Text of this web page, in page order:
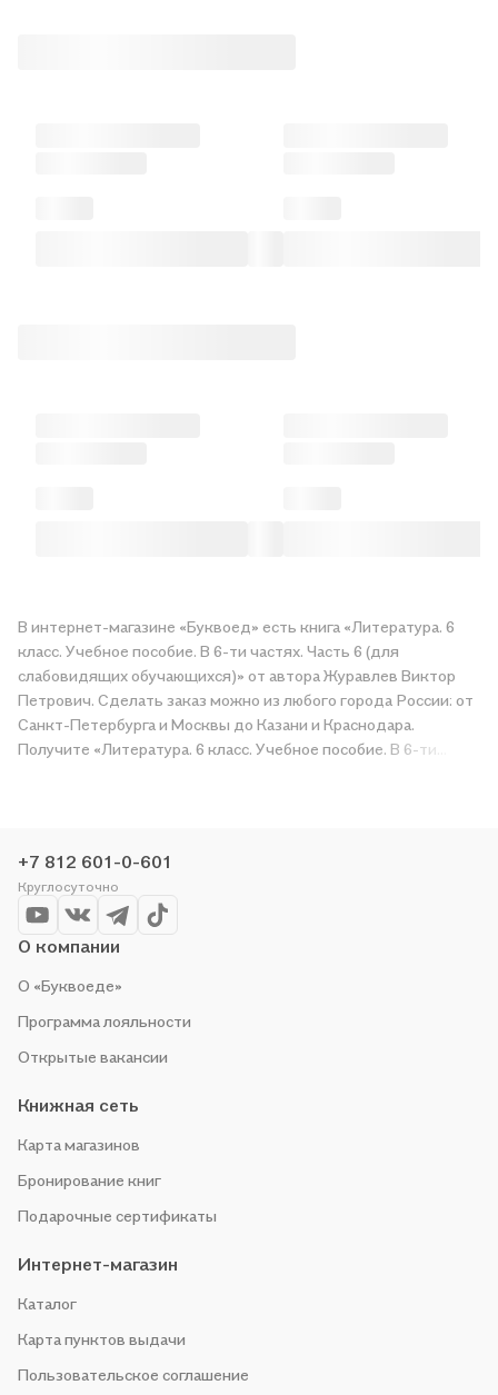
В интернет-магазине «Буквоед» есть книга «Литература. 6
класс. Учебное пособие. В 6-ти частях. Часть 6 (для
слабовидящих обучающихся)» от автора Журавлев Виктор
Петрович. Сделать заказ можно из любого города России: от
Санкт-Петербурга и Москвы до Казани и Краснодара.
Получите «Литература. 6 класс. Учебное пособие. В 6-ти
проводим акции. Оставайтесь с нами, чтобы не упустить
выгоду!
+7 812 601-0-601
Круглосуточно
О компании
О «Буквоеде»
Программа лояльности
Открытые вакансии
Книжная сеть
Карта магазинов
Бронирование книг
Подарочные сертификаты
Интернет-магазин
Каталог
Карта пунктов выдачи
Пользовательское соглашение